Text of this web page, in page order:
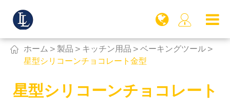

 ホーム 製品 キッチン用品
ベーキングツール
星型シリコーンチョコレート金型
星型シリコーンチョコレート